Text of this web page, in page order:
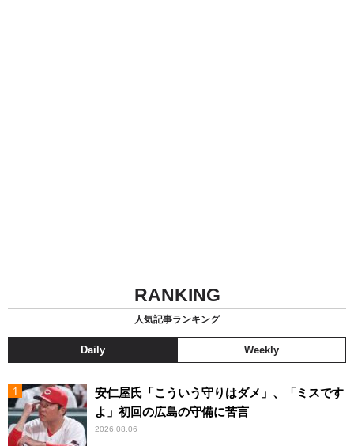
RANKING
人気記事ランキング
Daily Weekly
安仁屋氏「こういう守りはダメ」、「ミスです
よ」初回の広島の守備に苦言
2026.08.06